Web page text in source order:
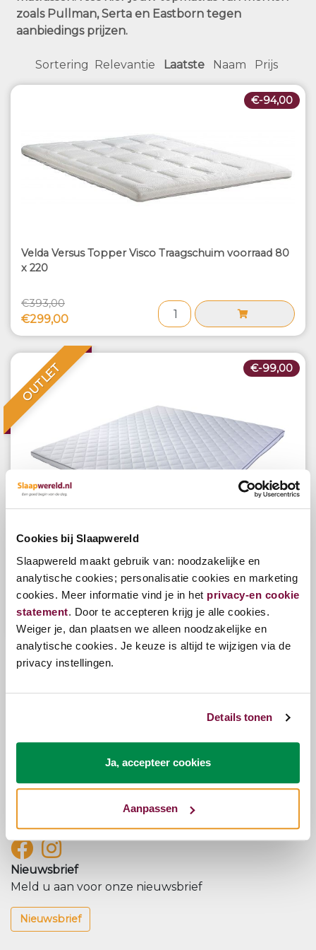
Cookies bij Slaapwereld
Slaapwereld maakt gebruik van: noodzakelijke en
analytische cookies; personalisatie cookies en marketing
cookies. Meer informatie vind je in het privacy-en cookie
statement. Door te accepteren krijg je alle cookies.
Weiger je, dan plaatsen we alleen noodzakelijke en
analytische cookies. Je keuze is altijd te wijzigen via de
privacy instellingen.
Details tonen
Ja, accepteer cookies
Aanpassen
zoals Pullman, Serta en Eastborn tegen
aanbiedings prijzen.
Sortering Relevantie Laatste Naam Prijs
€-94,00
Velda Versus Topper Visco Traagschuim voorraad 80
x 220
€393,00
€299,00
OUTLET €-99,00
Showroommodel Topmatras Matador Split
Koudschuim 180x200
€299,00
€200,00
Blijf op de hoogte van onze nieuwtjes en acties.
Nieuwsbrief
Meld u aan voor onze nieuwsbrief
Nieuwsbrief